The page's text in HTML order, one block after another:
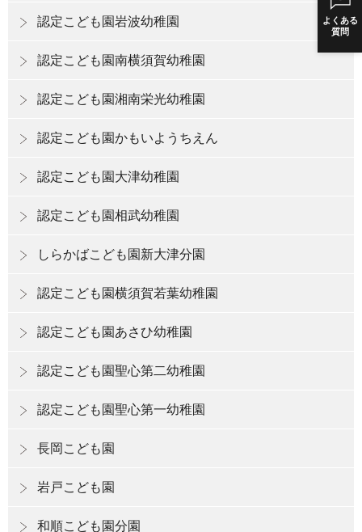
よくある
質問
認定こども園岩波幼稚園
認定こども園南横須賀幼稚園
認定こども園湘南栄光幼稚園
認定こども園かもいようちえん
認定こども園大津幼稚園
認定こども園相武幼稚園
しらかばこども園新大津分園
認定こども園横須賀若葉幼稚園
認定こども園あさひ幼稚園
認定こども園聖心第二幼稚園
認定こども園聖心第一幼稚園
長岡こども園
岩戸こども園
和順こども園分園